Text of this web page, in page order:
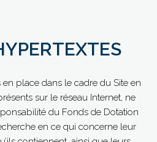
en place dans le cadre du Site en
sur le réseau Internet, ne
du Fonds de Dotation
en ce qui concerne leur